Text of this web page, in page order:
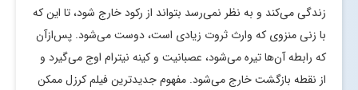
زندگی می‌کند و به نظر نمی‌رسد بتواند از رکود خارج شود، تا این که
با زنی منزوی که وارث ثروت زیادی است، دوست می‌شود. پس‌ازآن
که رابطه آن‌ها تیره می‌شود، عصبانیت و کینه نیترام اوج می‌گیرد و
از نقطه بازگشت خارج می‌شود. مفهوم جدیدترین فیلم کرزل ممکن